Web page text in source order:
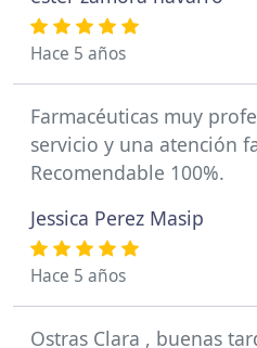
Hace 5 años
Farmacéuticas muy
servicio y una atención
Recomendable 100%.
Jessica Perez Masip
Hace 5 años
Ostras Clara , buenas